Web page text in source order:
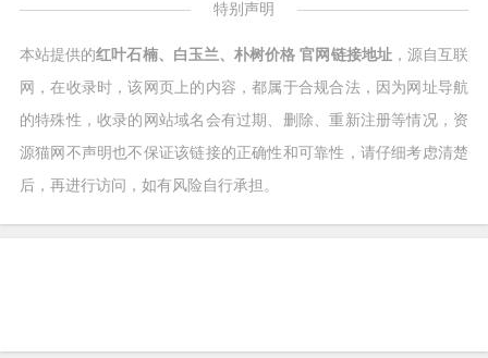
特别声明
本站提供的红叶石楠、白玉兰、朴树价格 官网链接地址，源自互联
网，在收录时，该网页上的内容，都属于合规合法，因为网址导航
的特殊性，收录的网站域名会有过期、删除、重新注册等情况，资
源猫网不声明也不保证该链接的正确性和可靠性，请仔细考虑清楚
后，再进行访问，如有风险自行承担。